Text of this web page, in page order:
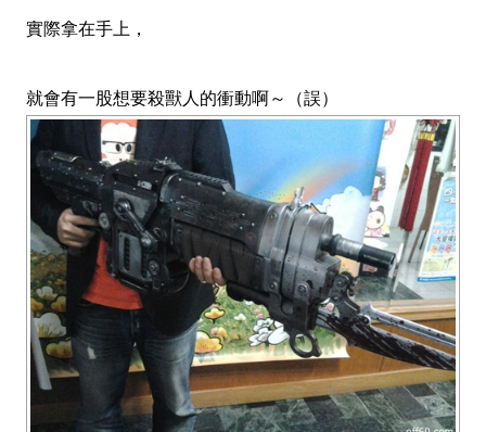
實際拿在手上，
就會有一股想要殺獸人的衝動啊～（誤）